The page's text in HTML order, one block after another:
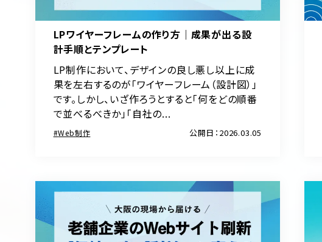
LPワイヤーフレームの作り方｜成果が出る設
計手順とテンプレート
LP制作において、デザインの良し悪し以上に成
果を左右するのが「ワイヤーフレーム（設計図）」
です。しかし、いざ作ろうとすると「何をどの順番
で並べるべきか」「自社の...
Web制作 公開日：2026.03.05